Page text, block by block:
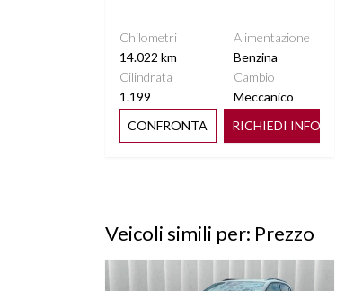
SENSORI PIOGGIA
Chilometri
14.022 km
Alimentazione
Benzina
Cilindrata
1.199
Cambio
Meccanico
CONFRONTA
RICHIEDI INFO
Veicoli simili per: Prezzo
Vedi dettagli